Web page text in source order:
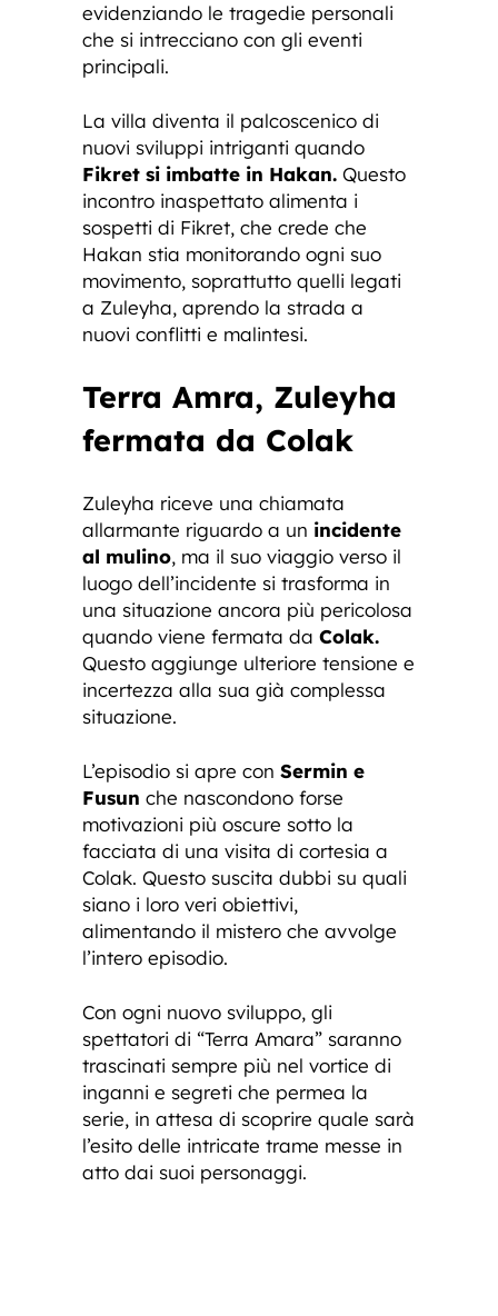
evidenziando le tragedie personali
che si intrecciano con gli eventi
principali.
La villa diventa il palcoscenico di
nuovi sviluppi intriganti quando
Fikret si imbatte in Hakan. Questo
incontro inaspettato alimenta i
sospetti di Fikret, che crede che
Hakan stia monitorando ogni suo
movimento, soprattutto quelli legati
a Zuleyha, aprendo la strada a
nuovi conflitti e malintesi.
Terra Amra, Zuleyha
fermata da Colak
Zuleyha riceve una chiamata
allarmante riguardo a un incidente
al mulino, ma il suo viaggio verso il
luogo dell’incidente si trasforma in
una situazione ancora più pericolosa
quando viene fermata da Colak.
Questo aggiunge ulteriore tensione e
incertezza alla sua già complessa
situazione.
L’episodio si apre con Sermin e
Fusun che nascondono forse
motivazioni più oscure sotto la
facciata di una visita di cortesia a
Colak. Questo suscita dubbi su quali
siano i loro veri obiettivi,
alimentando il mistero che avvolge
l’intero episodio.
Con ogni nuovo sviluppo, gli
spettatori di “Terra Amara” saranno
trascinati sempre più nel vortice di
inganni e segreti che permea la
serie, in attesa di scoprire quale sarà
l’esito delle intricate trame messe in
atto dai suoi personaggi.